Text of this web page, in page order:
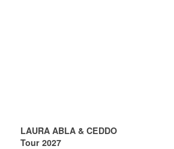
LAURA ABLA & CEDDO
Tour 2027